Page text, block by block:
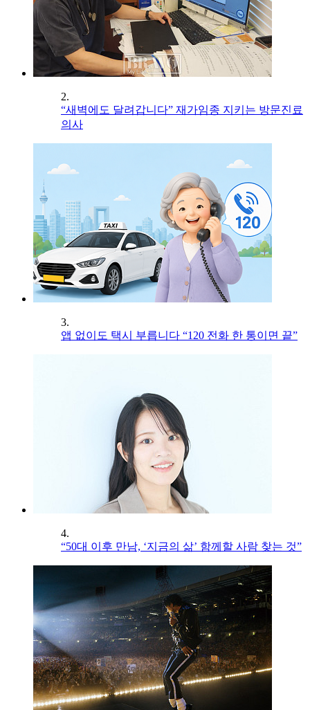
2.
“새벽에도 달려갑니다” 재가임종 지키는 방문진료
의사
3.
앱 없이도 택시 부릅니다 “120 전화 한 통이면 끝”
4.
“50대 이후 만남, ‘지금의 삶’ 함께할 사람 찾는 것”